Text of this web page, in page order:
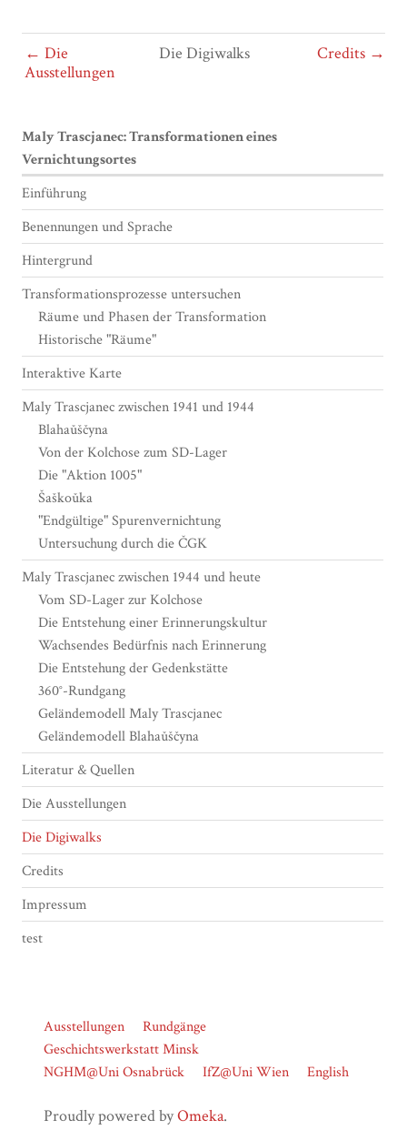
← Die
Ausstellungen
Credits →
Die Digiwalks
Maly Trascjanec: Transformationen eines
Vernichtungsortes
Einführung
Benennungen und Sprache
Hintergrund
Transformationsprozesse untersuchen
Räume und Phasen der Transformation
Historische "Räume"
Interaktive Karte
Maly Trascjanec zwischen 1941 und 1944
Blahaǔščyna
Von der Kolchose zum SD-Lager
Die "Aktion 1005"
Šaškoǔka
"Endgültige" Spurenvernichtung
Untersuchung durch die ČGK
Maly Trascjanec zwischen 1944 und heute
Vom SD-Lager zur Kolchose
Die Entstehung einer Erinnerungskultur
Wachsendes Bedürfnis nach Erinnerung
Die Entstehung der Gedenkstätte
360°-Rundgang
Geländemodell Maly Trascjanec
Geländemodell Blahaǔščyna
Literatur & Quellen
Die Ausstellungen
Die Digiwalks
Credits
Impressum
test
Ausstellungen
Rundgänge
Geschichtswerkstatt Minsk
NGHM@Uni Osnabrück
IfZ@Uni Wien English
Proudly powered byOmeka.